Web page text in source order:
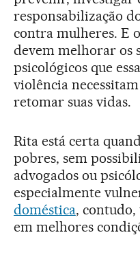
responsabilização
contra mulheres. E
devem melhorar os
psicológicos que
violência
retomar suas vidas.
Rita está certa
pobres, sem
advogados ou
especialmente
doméstica, contudo,
em melhores